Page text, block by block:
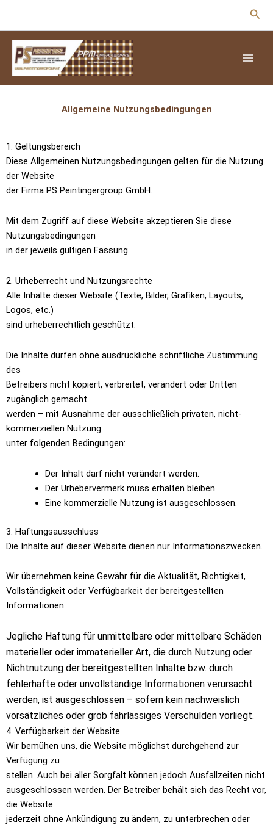
Allgemeine Nutzungsbedingungen
1. Geltungsbereich
Diese Allgemeinen Nutzungsbedingungen gelten für die Nutzung
der Website
der Firma PS Peintingergroup GmbH.
Mit dem Zugriff auf diese Website akzeptieren Sie diese
Nutzungsbedingungen
in der jeweils gültigen Fassung.
2. Urheberrecht und Nutzungsrechte
Alle Inhalte dieser Website (Texte, Bilder, Grafiken, Layouts,
Logos, etc.)
sind urheberrechtlich geschützt.
Die Inhalte dürfen ohne ausdrückliche schriftliche Zustimmung
des
Betreibers nicht kopiert, verbreitet, verändert oder Dritten
zugänglich gemacht
werden – mit Ausnahme der ausschließlich privaten, nicht-
kommerziellen Nutzung
unter folgenden Bedingungen:
Der Inhalt darf nicht verändert werden.
Der Urhebervermerk muss erhalten bleiben.
Eine kommerzielle Nutzung ist ausgeschlossen.
3. Haftungsausschluss
Die Inhalte auf dieser Website dienen nur Informationszwecken.
Wir übernehmen keine Gewähr für die Aktualität, Richtigkeit,
Vollständigkeit oder Verfügbarkeit der bereitgestellten
Informationen.
Jegliche Haftung für unmittelbare oder mittelbare Schäden
materieller oder immaterieller Art, die durch Nutzung oder
Nichtnutzung der bereitgestellten Inhalte bzw. durch
fehlerhafte oder unvollständige Informationen verursacht
werden, ist ausgeschlossen – sofern kein nachweislich
vorsätzliches oder grob fahrlässiges Verschulden vorliegt.
4. Verfügbarkeit der Website
Wir bemühen uns, die Website möglichst durchgehend zur
Verfügung zu
stellen. Auch bei aller Sorgfalt können jedoch Ausfallzeiten nicht
ausgeschlossen werden. Der Betreiber behält sich das Recht vor,
die Website
jederzeit ohne Ankündigung zu ändern, zu unterbrechen oder